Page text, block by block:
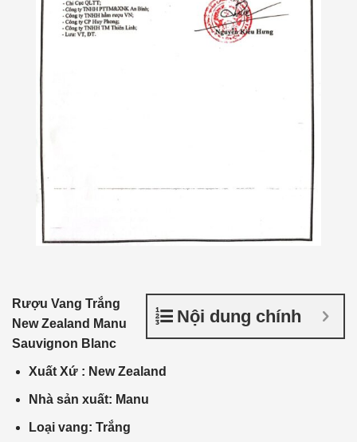
Nội dung chính
Rượu Vang Trắng
New Zealand Manu
Sauvignon Blanc
Xuất Xứ : New Zealand
Nhàsản xuất: Manu
Loại vang: Trắng